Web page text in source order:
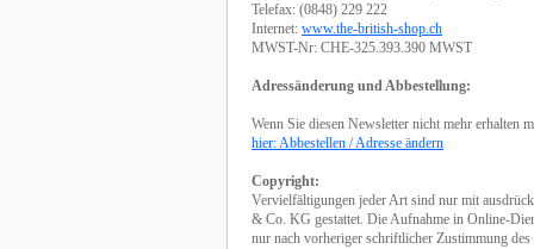
Telefax: (0848) 229 222
Internet: www.the-british-shop.ch
MWST-Nr: CHE-325.393.390 MWST
Adressänderung und Abbestellung:
Wenn Sie diesen Newsletter nicht mehr erhalten
hier: Abbestellen / Adresse ändern
Copyright:
Vervielfältigungen jeder Art sind nur mit
& Co. KG gestattet. Die Aufnahme in Online-
nur nach vorheriger schriftlicher Zustimmung